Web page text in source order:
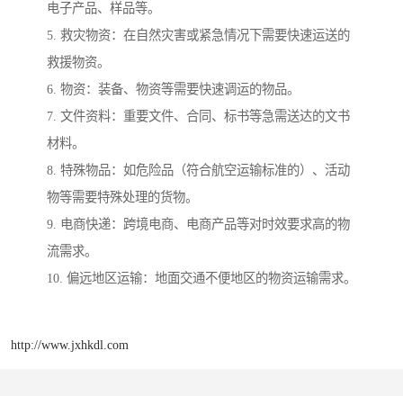
电子产品、样品等。
5. 救灾物资：在自然灾害或紧急情况下需要快速运送的
救援物资。
6. 物资：装备、物资等需要快速调运的物品。
7. 文件资料：重要文件、合同、标书等急需送达的文书
材料。
8. 特殊物品：如危险品（符合航空运输标准的）、活动
物等需要特殊处理的货物。
9. 电商快递：跨境电商、电商产品等对时效要求高的物
流需求。
10. 偏远地区运输：地面交通不便地区的物资运输需求。
http://www.jxhkdl.com